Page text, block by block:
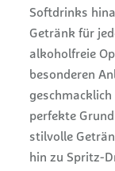
Softdrinks
Getränk für
alkoholfreie
besonderen
perfekte
stilvolle
hin zu Spritz-